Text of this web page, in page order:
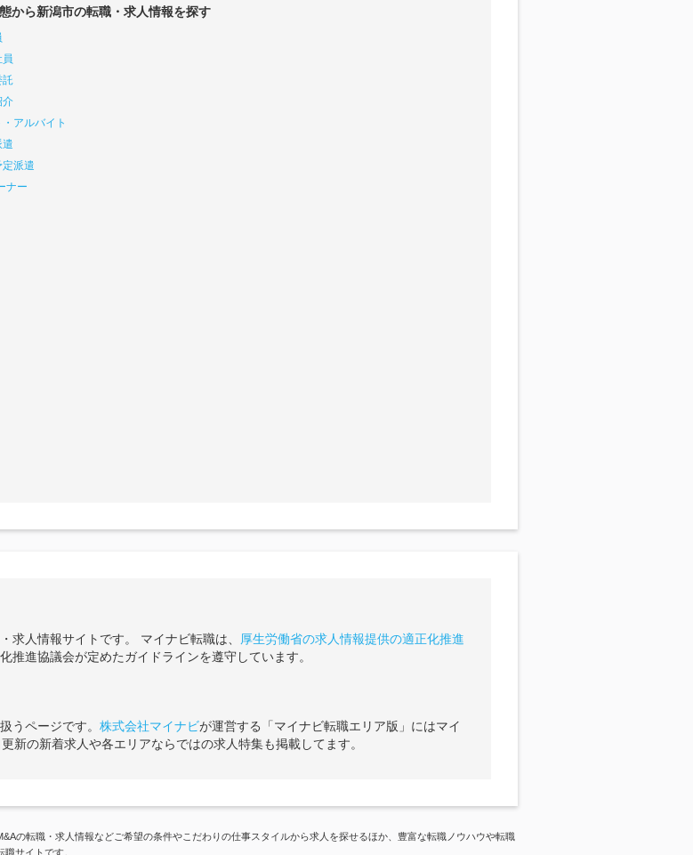
から新潟市の転職・求人情報を探す
員
託
介
アルバイト
遣
派遣
ナー
求人情報サイトです。 マイナビ転職は、 厚生労働省の求人情報提供の適正化推進
推進協議会が定めたガイドラインを遵守しています。
うページです。 株式会社マイナビが運営する「マイナビ転職エリア版」にはマイ
新の新着求人や各エリアならではの求人特集も掲載してます。
の転職・求人情報などご希望の条件やこだわりの仕事スタイルから求人を探せるほか、豊富な転職ノウハウや転職
サイトです。